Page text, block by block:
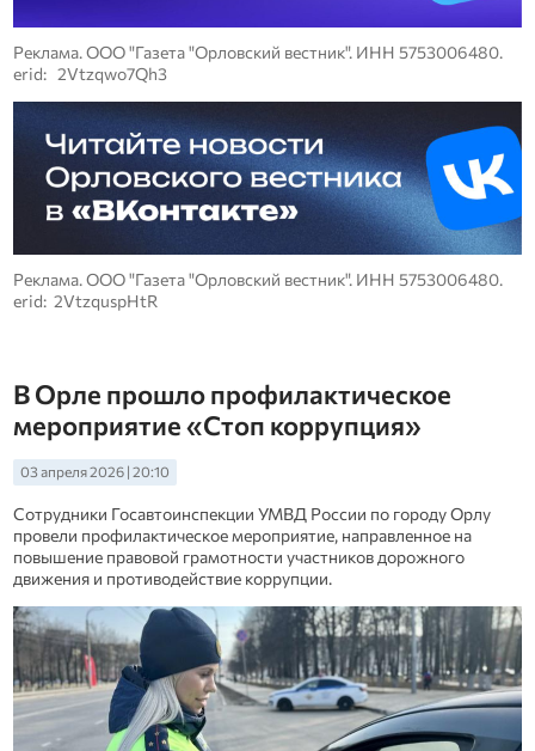
Реклама. ООО "Газета "Орловский вестник". ИНН 5753006480.
erid: 2Vtzqwo7Qh3
Реклама. ООО "Газета "Орловский вестник". ИНН 5753006480.
erid: 2VtzquspHtR
В Орле прошло профилактическое
мероприятие «Стоп коррупция»
03 апреля 2026 | 20:10
Сотрудники Госавтоинспекции УМВД России по городу Орлу
провели профилактическое мероприятие, направленное на
повышение правовой грамотности участников дорожного
движения и противодействие коррупции.